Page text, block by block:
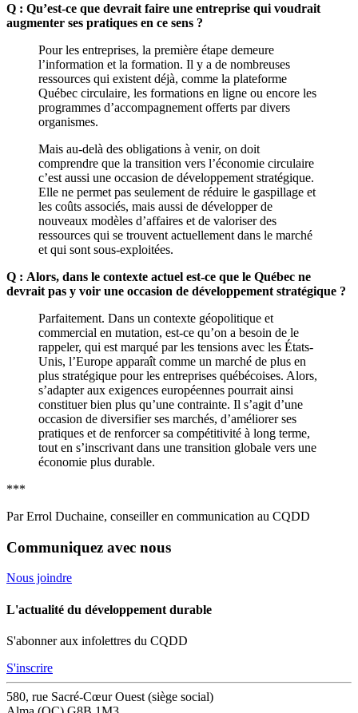
Q : Qu’est-ce que devrait faire une entreprise qui voudrait
augmenter ses pratiques en ce sens ?
Pour les entreprises, la première étape demeure
l’information et la formation. Il y a de nombreuses
ressources qui existent déjà, comme la plateforme
Québec circulaire, les formations en ligne ou encore les
programmes d’accompagnement offerts par divers
organismes.
Mais au-delà des obligations à venir, on doit
comprendre que la transition vers l’économie circulaire
c’est aussi une occasion de développement stratégique.
Elle ne permet pas seulement de réduire le gaspillage et
les coûts associés, mais aussi de développer de
nouveaux modèles d’affaires et de valoriser des
ressources qui se trouvent actuellement dans le marché
et qui sont sous-exploitées.
Q : Alors, dans le contexte actuel est-ce que le Québec ne
devrait pas y voir une occasion de développement stratégique ?
Parfaitement. Dans un contexte géopolitique et
commercial en mutation, est-ce qu’on a besoin de le
rappeler, qui est marqué par les tensions avec les États-
Unis, l’Europe apparaît comme un marché de plus en
plus stratégique pour les entreprises québécoises. Alors,
s’adapter aux exigences européennes pourrait ainsi
constituer bien plus qu’une contrainte. Il s’agit d’une
occasion de diversifier ses marchés, d’améliorer ses
pratiques et de renforcer sa compétitivité à long terme,
tout en s’inscrivant dans une transition globale vers une
économie plus durable.
***
Par Errol Duchaine, conseiller en communication au CQDD
Communiquez avec nous
Nous joindre
L'actualité du développement durable
S'abonner aux infolettres du CQDD
S'inscrire
580, rue Sacré-Cœur Ouest (siège social)